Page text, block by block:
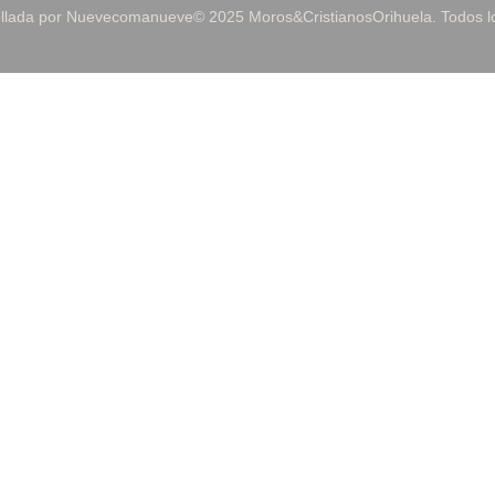
por Nuevecomanueve© 2025 Moros&CristianosOrihuela. Todos